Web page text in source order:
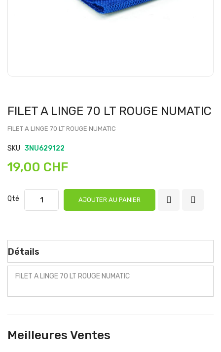
FILET A LINGE 70 LT ROUGE NUMATIC
FILET A LINGE 70 LT ROUGE NUMATIC
SKU 3NU629122
19,00 CHF
Qté AJOUTER AU PANIER
Détails
FILET A LINGE 70 LT ROUGE NUMATIC
Meilleures Ventes